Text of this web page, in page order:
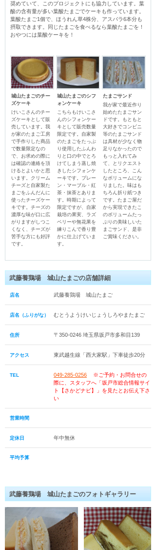
奨めていて、このプロジェクトにも協力しています。葉
酸の含有量が多い葉酸たまごでケーキも作っています。
葉酸たまご1個で、ほうれん草4株分、アスパラ6本分も
摂取できます。同じたまごを食べるなら葉酸たまごを！
おやつには葉酸ケーキを！
城山たまごのチー
ズケーキ
けいこさんのチー
ズケーキとして販
売しています。我
が家のたまご工房
で手作りした商品
で数量限定なの
で、お求めの際に
は確認の連絡を頂
けるとよいかと思
います。クリーム
チーズと自家製た
まごをふんだんに
使ったチーズケー
キです。チーズの
濃厚な味が口に広
がりますがしつこ
くなく、チーズが
苦手な方にも好評
です。
城山たまごのシフ
ォンケーキ
こちらもけいこさ
んのシフォンケー
キとして販売数量
限定です。自家製
のたまごをたっぷ
り使用したふんわ
りと口の中でとろ
けてしまう蒸し焼
きしたシフォンケ
ーキです。プレー
ン・マーブル・紅
茶・抹茶とありま
す。時期によって
限定ですが、自家
栽培の果実、ラズ
ベリーや無花果を
練りこんで香り豊
かに仕上げていま
す。
たまごサンド
我が家で最近作り
始めたたまごサン
ドです。もともと
大好きでコンビニ
等のたまごサンド
は具材が少なく物
足りなかったので
もっと入れてみ
て、とリクエスト
したところ、こん
なボリュームにな
りました。味はも
ちろん折り紙つき
です。たまご屋だ
から実現できたこ
のボリュームたっ
ぷりの美味しいた
まごサンド、是非
ご賞味ください。
武藤養鶏場 城山たまごの店舗詳細
店名 武藤養鶏場 城山たまご
店名（ふりがな） むとうようけいじょうしろやまたまご
住所 〒350-0246 埼玉県坂戸市多和目139
アクセス 東武越生線「西大家駅」下車徒歩20分
TEL 049-285-0256
※ご予約・お問合せの
際に、スタッフへ「坂戸市総合情報サイ
ト【さかどナビ】」を見たとお伝え下さ
い
営業時間
定休日 年中無休
平均予算
武藤養鶏場 城山たまごのフォトギャラリー